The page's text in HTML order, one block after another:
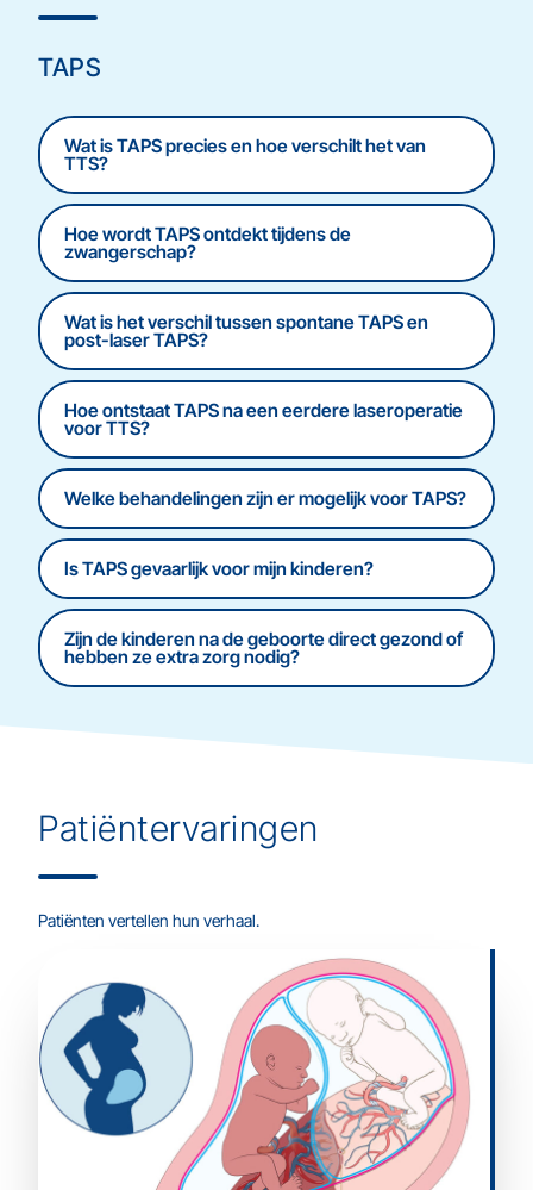
TAPS
Wat is TAPS precies en hoe verschilt het van
TTS?
Hoe wordt TAPS ontdekt tijdens de
zwangerschap?
Wat is het verschil tussen spontane TAPS en
post-laser TAPS?
Hoe ontstaat TAPS na een eerdere laseroperatie
voor TTS?
Welke behandelingen zijn er mogelijk voor TAPS?
Is TAPS gevaarlijk voor mijn kinderen?
Zijn de kinderen na de geboorte direct gezond of
hebben ze extra zorg nodig?
Patiëntervaringen
Patiënten vertellen hun verhaal.